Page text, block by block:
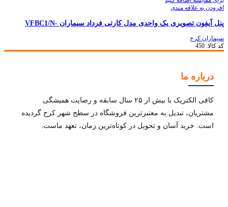
افزودن به علاقه مندی
پنل آیفون تصویری یک واحدی مدل کارتی فرداد سیماران -VFBC1/N
سیماران کرج
کد کالا: 450
درباره ما
کافی الکتریک با بیش از ۲۵ سال سابقه و رضایت همیشگی
مشتریان، تبدیل به معتبرترین فروشگاه در سطح شهر کرج گردیده
است. خرید آسان و تحویل در کوتاه‌ترین زمان، تعهد ماست.